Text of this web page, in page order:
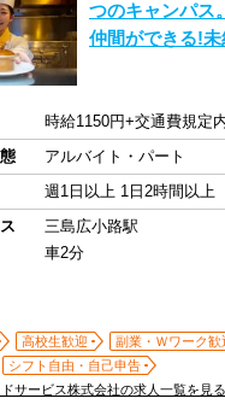
つのキャンパス
仲間ができる!
時給1150円+交通費規定
アルバイト・パート
週1日以上 1日2時間以上
三島広小路駅
車2分
高校生歓迎
副業・Ｗワーク歓
シフト自由・自己申告
サービス株式会社の求人一覧を見る